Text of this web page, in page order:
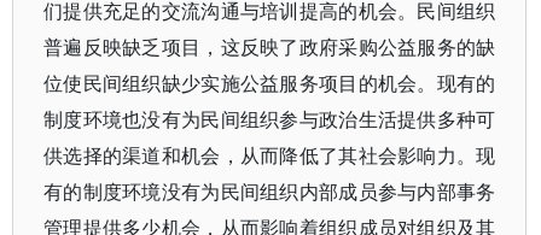
们提供充足的交流沟通与培训提高的机会。民间组织
普遍反映缺乏项目，这反映了政府采购公益服务的缺
位使民间组织缺少实施公益服务项目的机会。现有的
制度环境也没有为民间组织参与政治生活提供多种可
供选择的渠道和机会，从而降低了其社会影响力。现
有的制度环境没有为民间组织内部成员参与内部事务
管理提供多少机会，从而影响着组织成员对组织及其